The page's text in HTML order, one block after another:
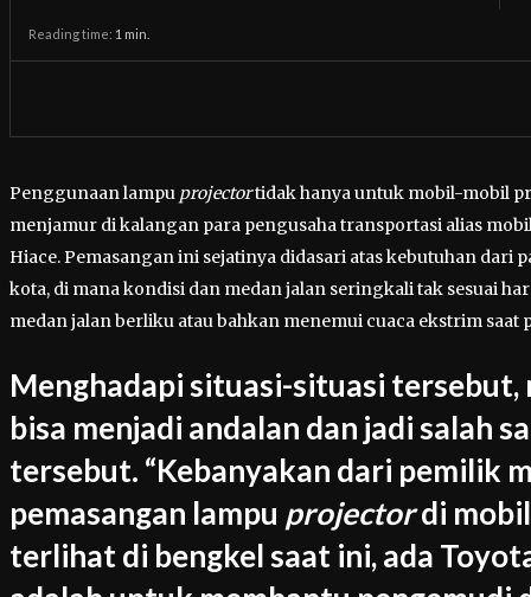
Reading time: 1 min.
Penggunaan lampu projectortidak hanya untuk mobil-mobil
menjamur di kalangan para pengusaha transportasi alias
Hiace. Pemasangan ini sejatinya didasari atas kebutuhan dari
kota, di mana kondisi dan medan jalan seringkali tak sesuai
medan jalan berliku atau bahkan menemui cuaca ekstrim saat
Menghadapi situasi-situasi
bisa menjadi andalan dan jadi salah
tersebut. “Kebanyakan dari pemilik
pemasangan lampu projectordi
terlihat di bengkel saat ini, ada